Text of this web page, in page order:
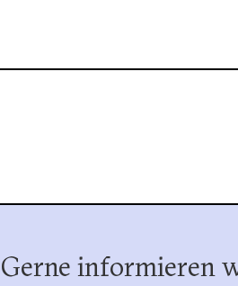
Gerne informieren